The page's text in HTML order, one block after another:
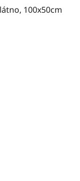
100x50cm